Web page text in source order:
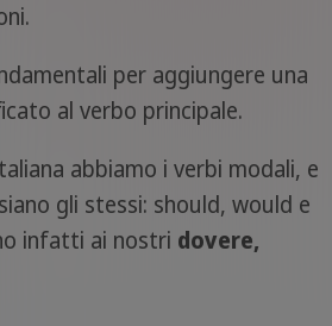
per aggiungere una
al verbo principale.
abbiamo i verbi modali, e
gli stessi: should, would e
infatti ai nostri dovere,